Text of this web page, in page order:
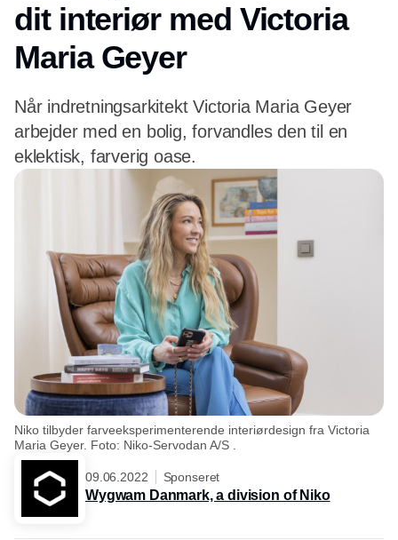
dit interiør med Victoria
Maria Geyer
Når indretningsarkitekt Victoria Maria Geyer
arbejder med en bolig, forvandles den til en
eklektisk, farverig oase.
Niko tilbyder farveeksperimenterende interiørdesign fra Victoria
Maria Geyer. Foto: Niko-Servodan A/S .
09.06.2022 Sponseret
Wygwam Danmark, a division of Niko